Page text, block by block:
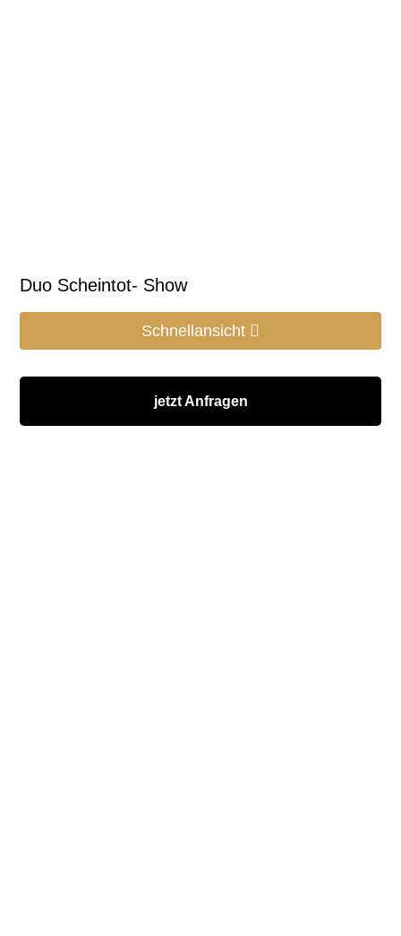
Duo Scheintot- Show
Schnellansicht
jetzt Anfragen